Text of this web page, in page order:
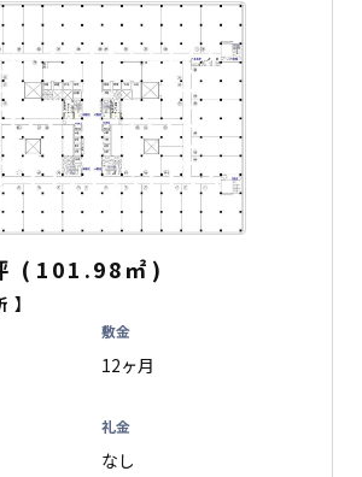
( 101.98㎡ )
】
敷金
12ヶ月
礼金
なし